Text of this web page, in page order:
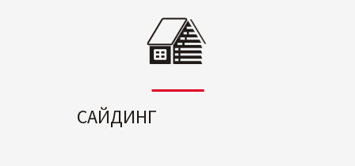
САЙДИНГ